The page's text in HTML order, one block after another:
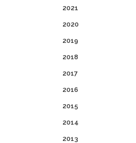
2021
2020
2019
2018
2017
2016
2015
2014
2013